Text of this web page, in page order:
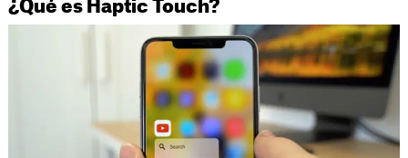
¿Qué es Haptic Touch?